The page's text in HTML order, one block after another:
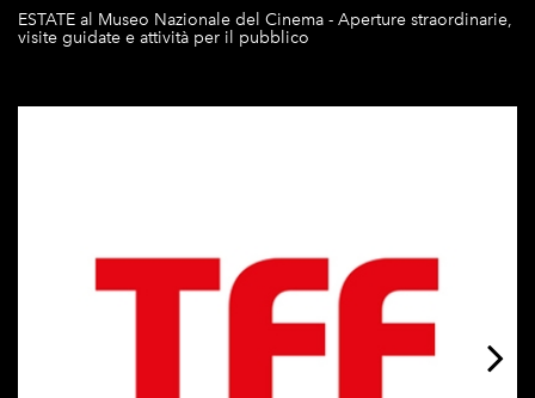
ESTATE al Museo Nazionale del Cinema - Aperture straordinarie,
visite guidate e attività per il pubblico